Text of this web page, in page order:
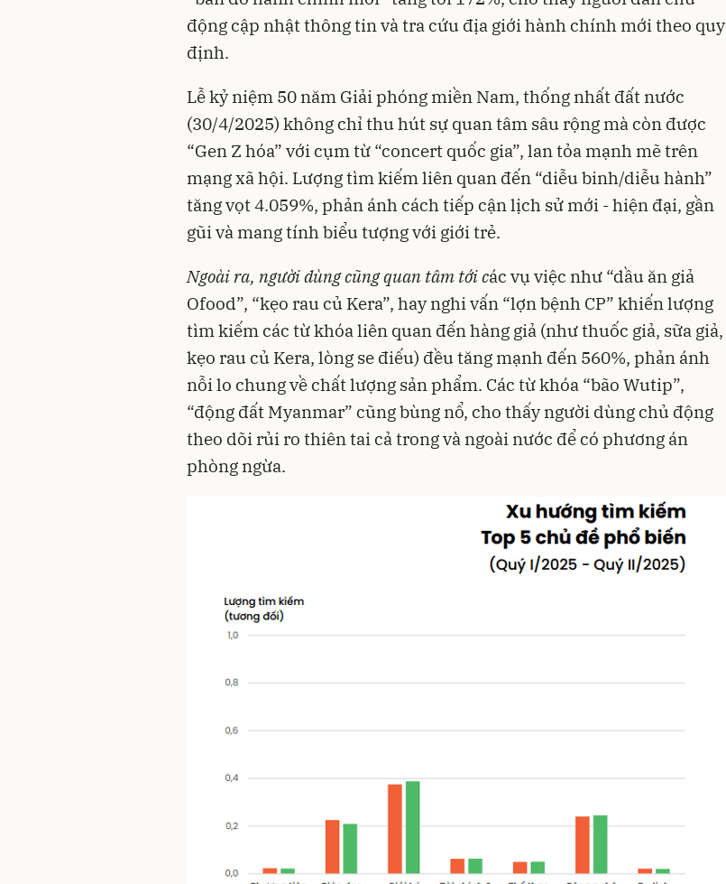
động cập nhật thông tin và tra cứu địa giới hành chính mới theo quy
định.
Lễ kỷ niệm 50 năm Giải phóng miền Nam, thống nhất đất nước
(30/4/2025) không chỉ thu hút sự quan tâm sâu rộng mà còn được
“Gen Z hóa” với cụm từ “concert quốc gia”, lan tỏa mạnh mẽ trên
mạng xã hội. Lượng tìm kiếm liên quan đến “diễu binh/diễu hành”
tăng vọt 4.059%, phản ánh cách tiếp cận lịch sử mới - hiện đại, gần
gũi và mang tính biểu tượng với giới trẻ.
Ngoài ra, người dùng cũng quan tâm tới các vụ việc như “dầu ăn giả
Ofood”, “kẹo rau củ Kera”, hay nghi vấn “lợn bệnh CP” khiến lượng
tìm kiếm các từ khóa liên quan đến hàng giả (như thuốc giả, sữa giả,
kẹo rau củ Kera, lòng se điếu) đều tăng mạnh đến 560%, phản ánh
nỗi lo chung về chất lượng sản phẩm. Các từ khóa “bão Wutip”,
“động đất Myanmar” cũng bùng nổ, cho thấy người dùng chủ động
theo dõi rủi ro thiên tai cả trong và ngoài nước để có phương án
phòng ngừa.